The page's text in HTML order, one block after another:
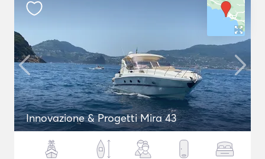
Innovazione & Progetti Mira 43